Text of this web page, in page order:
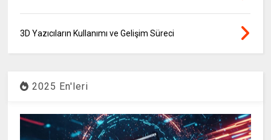
3D Yazıcıların Kullanımı ve Gelişim Süreci
2025 En'leri